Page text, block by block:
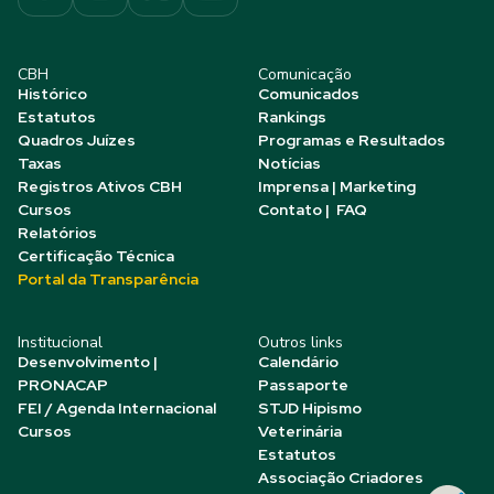
CBH
Histórico
Estatutos
Quadros Juízes
Taxas
Registros Ativos CBH
Cursos
Relatórios
Certificação Técnica
Portal da Transparência
Comunicação
Comunicados
Rankings
Programas e Resultados
Notícias
Imprensa | Marketing
Contato | FAQ
Institucional
Desenvolvimento |
PRONACAP
FEI / Agenda Internacional
Cursos
Outros links
Calendário
Passaporte
STJD Hipismo
Veterinária
Estatutos
Associação Criadores